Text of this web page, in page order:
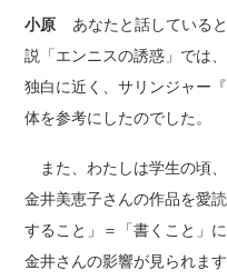
小原 あなたと話している
説「エンニスの誘惑」では
独白に近く、サリンジャー
体を参考にしたのでした。
また、わたしは学生の頃
金井美恵子さんの作品を愛
すること」＝「書くこと」
金井さんの影響が見られま